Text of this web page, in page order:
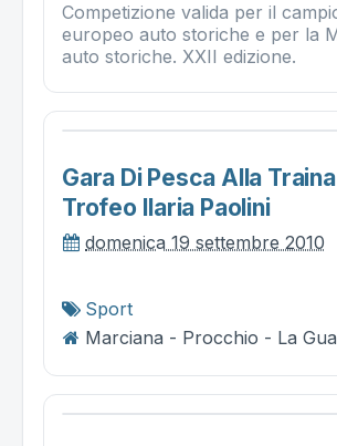
Competizione valida per il
europeo auto storiche e per la
auto storiche. XXII edizione.
Gara Di Pesca Alla Traina
Trofeo Ilaria Paolini
domenica 19 settembre 2010
Sport
Marciana - Procchio - La